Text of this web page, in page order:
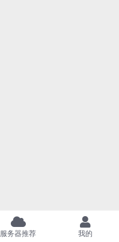
服务器推荐 我的